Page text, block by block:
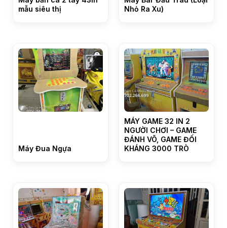
mẫu siêu thị
Nhỏ Ra Xu)
Máy Đua Ngựa
MÁY GAME 32 IN 2
NGƯỜI CHƠI – GAME
ĐÁNH VÕ, GAME ĐỐI
KHÁNG 3000 TRÒ